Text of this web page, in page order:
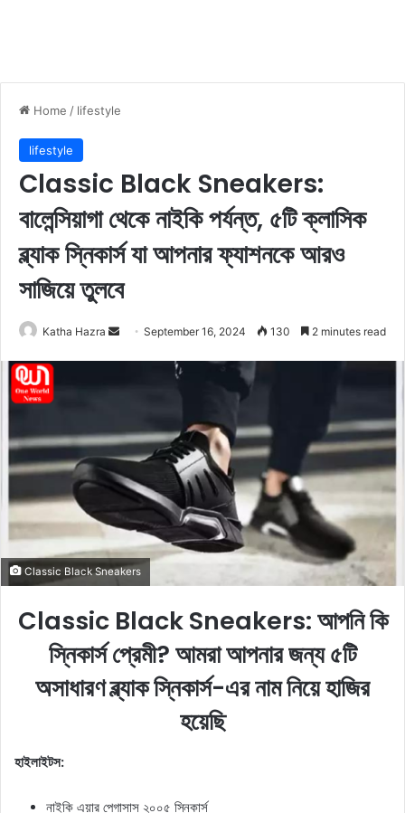
Home / lifestyle
lifestyle
Classic Black Sneakers:
বালেন্সিয়াগা থেকে নাইকি পর্যন্ত, ৫টি ক্লাসিক
ব্ল্যাক স্নিকার্স যা আপনার ফ্যাশনকে আরও
সাজিয়ে তুলবে
Katha Hazra
n
e
m
i
l
September 16, 2024 130 2 minutes read
Classic Black Sneakers
Classic Black Sneakers: আপনি কি
স্নিকার্স প্রেমী? আমরা আপনার জন্য ৫টি
অসাধারণ ব্ল্যাক স্নিকার্স-এর নাম নিয়ে হাজির
হয়েছি
হাইলাইটস:
নাইকি এয়ার পেগাসাস ২০০৫ স্নিকার্স